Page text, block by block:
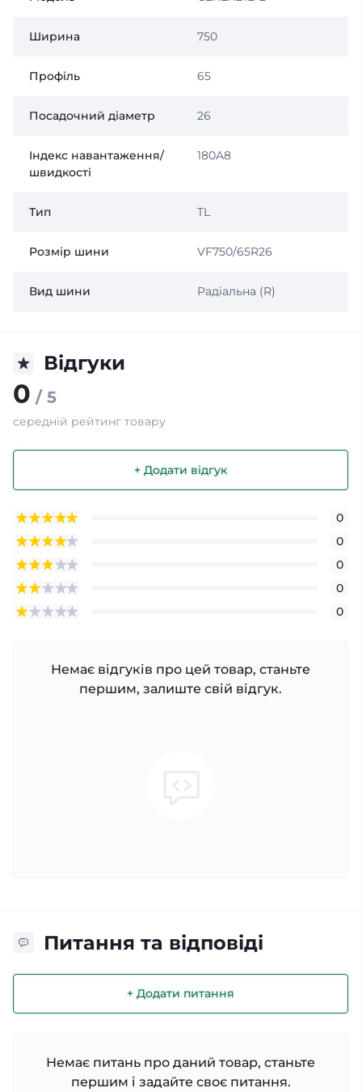
Ширина 750
Профіль 65
Посадочний діаметр 26
Індекс навантаження/
швидкості
180A8
Тип TL
Розмір шини VF750/65R26
Вид шини Радіальна (R)
Відгуки
0 / 5
середній рейтинг товару
+ Додати відгук
0
0
0
0
0
Немає відгуків про цей товар, станьте
першим, залиште свій відгук.
Питання та відповіді
+ Додати питання
Немає питань про даний товар, станьте
першим і задайте своє питання.